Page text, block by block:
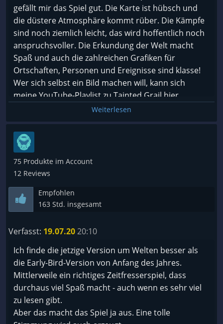
weiter geht mit der Story. Für mich eine
Empfehlung.
???? Powered by HoI 4 Deu Kuratorengruppe auf
deutsch/englisch ????⠀⠀⠀
????Folgenund mehr Reviews von mir entdecken
????
wollen. Damit wohl für mich ein Fehlkauf.
gefällt mir das Spiel gut. Die Karte ist hübsch und
die düstere Atmosphäre kommt rüber. Die Kämpfe
sind noch ziemlich leicht, das wird hoffentlich noch
anspruchsvoller. Die Erkundung der Welt macht
Spaß und auch die zahlreichen Grafiken für
Ortschaften, Personen und Ereignisse sind klasse!
Wer sich selbst ein Bild machen will, kann sich
meine YouTube-Playlist zu Tainted Grail hier
https://www.youtube.com/playlist?
list=PLTGQwGiPmQuFOFa1oc1-NHaS4UKeoaqsA
Weiterlesen
75 Produkte im Account
12 Reviews
Empfohlen
163 Std. insgesamt
Verfasst: 19.07.2020:10
Ich finde die jetzige Version um Welten besser als
die Early-Bird-Version von Anfang des Jahres.
Mittlerweile ein richtiges Zeitfresserspiel, dass
durchaus viel Spaß macht - auch wenn es sehr viel
zu lesen gibt.
Aber das macht das Spiel ja aus. Eine tolle